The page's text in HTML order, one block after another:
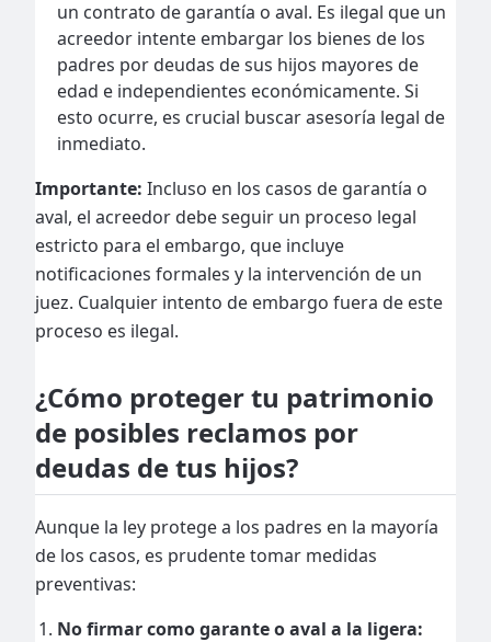
un contrato de garantía o aval. Es ilegal que un
acreedor intente embargar los bienes de los
padres por deudas de sus hijos mayores de
edad e independientes económicamente. Si
esto ocurre, es crucial buscar asesoría legal de
inmediato.
Importante: Incluso en los casos de garantía o
aval, el acreedor debe seguir un proceso legal
estricto para el embargo, que incluye
notificaciones formales y la intervención de un
juez. Cualquier intento de embargo fuera de este
proceso es ilegal.
¿Cómo proteger tu patrimonio
de posibles reclamos por
deudas de tus hijos?
Aunque la ley protege a los padres en la mayoría
de los casos, es prudente tomar medidas
preventivas:
No firmar como garante o aval a la ligera: